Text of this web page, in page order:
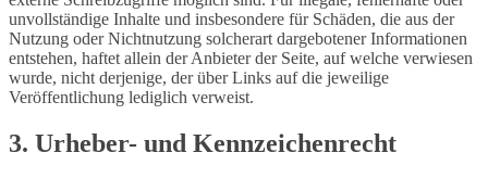
unvollständige Inhalte und insbesondere für Schäden, die aus der
Nutzung oder Nichtnutzung solcherart dargebotener Informationen
entstehen, haftet allein der Anbieter der Seite, auf welche verwiesen
wurde, nicht derjenige, der über Links auf die jeweilige
Veröffentlichung lediglich verweist.
3. Urheber- und Kennzeichenrecht